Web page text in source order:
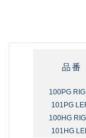
品番
100PG
101PG
100HG
101HG